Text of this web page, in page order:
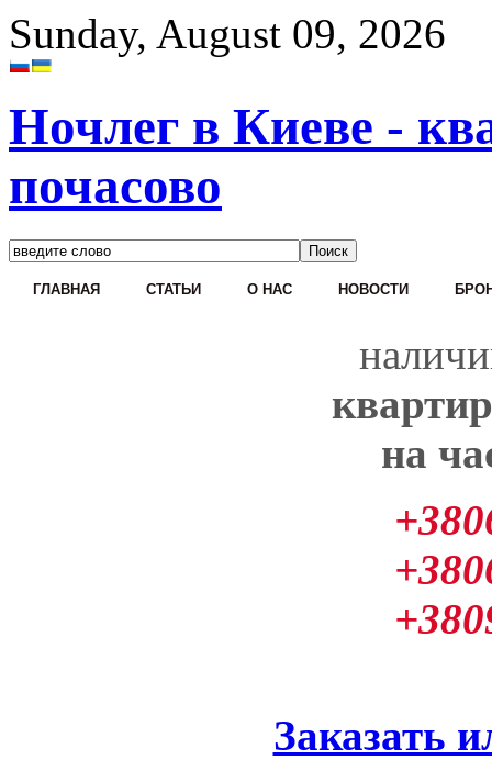
Sunday, August 09, 2026
Ночлег в Киеве -
почасово
ГЛАВНАЯ СТАТЬИ О НАС НОВОСТИ
на
Заказать